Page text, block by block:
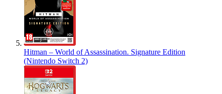
Hitman – World of Assassination. Signature Edition
(Nintendo Switch 2)